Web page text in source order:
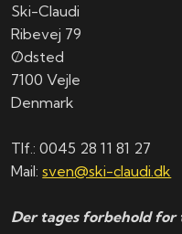
Ski-Claudi
Ribevej 79
Ødsted
7100 Vejle
Denmark
Tlf.: 0045 28 11 81 27
Mail:sven@ski-claudi.dk
Der tages forbehold for